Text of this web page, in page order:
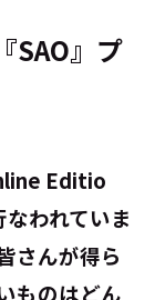
SAO』プ
Editio
われていま
さんが得ら
ものはどん